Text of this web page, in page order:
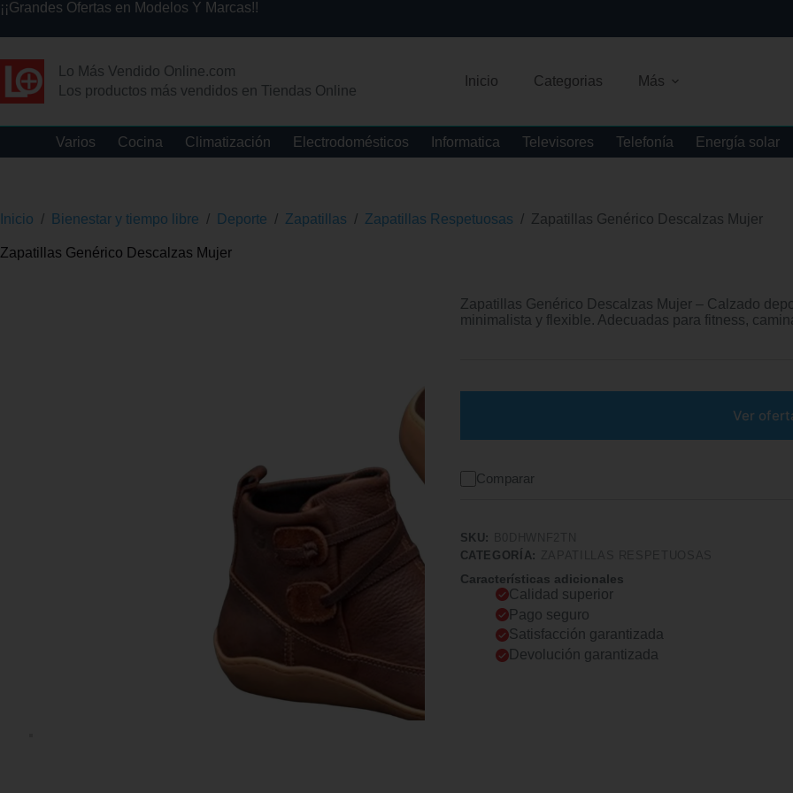
¡¡Grandes Ofertas en Modelos Y Marcas!!
Lo Más Vendido Online.com
Los productos más vendidos en Tiendas Online
Inicio Categorias Más
Varios Cocina Climatización Electrodomésticos Informatica Televisores Telefonía Energía solar
Inicio / Bienestar y tiempo libre / Deporte / Zapatillas / Zapatillas Respetuosas / Zapatillas Genérico Descalzas Mujer
Zapatillas Genérico Descalzas Mujer
Zapatillas Genérico Descalzas Mujer – Calzado
minimalista y flexible. Adecuadas para fitness,
Ver
Comparar
SKU:
CATEGORÍA:
Características adicionales
Calidad superior
Pago seguro
Satisfacción garantizada
Devolución garantizada